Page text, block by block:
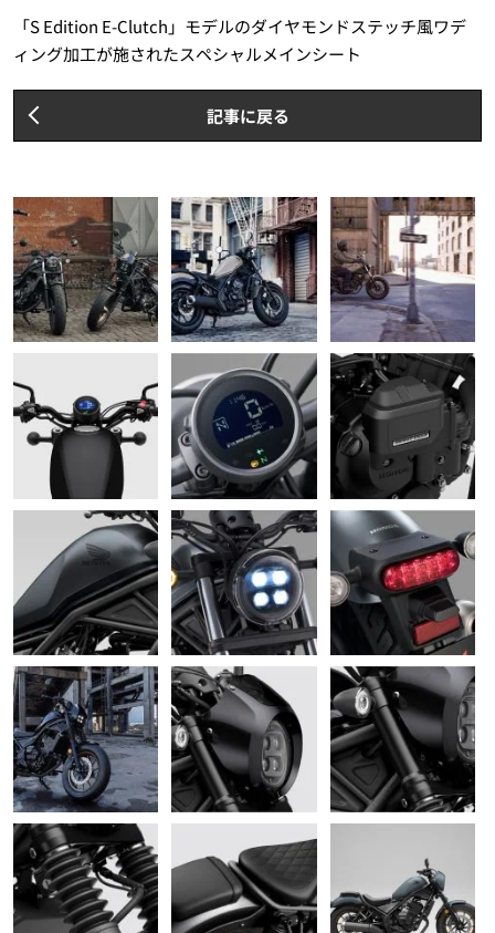
「S Edition E-Clutch」モデルのダイヤモンドステッチ風ワデ
ィング加工が施されたスペシャルメインシート
記事に戻る